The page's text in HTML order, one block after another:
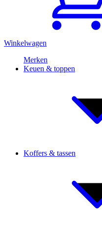
Winkelwagen
Merken
Keuen & toppen
Koffers & tassen